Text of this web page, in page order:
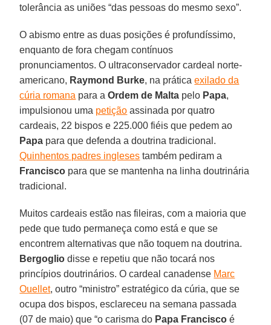
tolerância as uniões “das pessoas do mesmo sexo”.
O abismo entre as duas posições é profundíssimo,
enquanto de fora chegam contínuos
pronunciamentos. O ultraconservador cardeal norte-
americano, Raymond Burke, na práticaexilado da
cúria romana para aOrdem de Malta pelo Papa,
impulsionou uma petição assinada por quatro
cardeais, 22 bispos e 225.000 fiéis que pedem ao
Papa para que defenda a doutrina tradicional.
Quinhentos padres ingleses também pediram a
Francisco para que se mantenha na linha doutrinária
tradicional.
Muitos cardeais estão nas fileiras, com a maioria que
pede que tudo permaneça como está e que se
encontrem alternativas que não toquem na doutrina.
Bergoglio disse e repetiu que não tocará nos
princípios doutrinários. O cardeal canadense Marc
Ouellet, outro “ministro” estratégico da cúria, que se
ocupa dos bispos, esclareceu na semana passada
(07 de maio) que “o carisma do Papa Francisco é